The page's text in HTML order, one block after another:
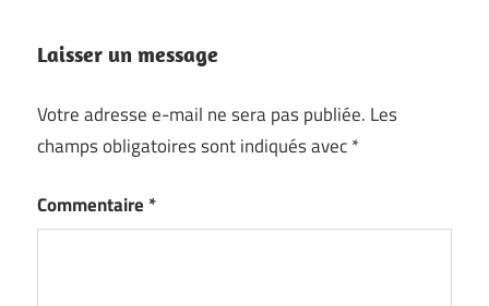
Laisser un message
Votre adresse e-mail ne sera pas publiée. Les
champs obligatoires sont indiqués avec*
Commentaire *